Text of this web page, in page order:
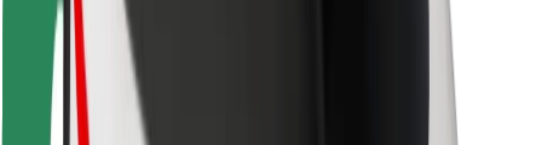
Untuk penunggang
Untuk pemandu
Untuk kurier